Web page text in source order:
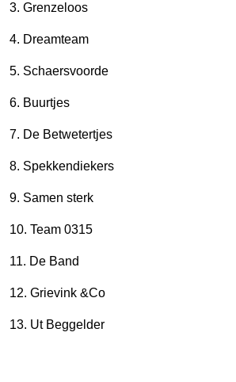
3. Grenzeloos
4. Dreamteam
5. Schaersvoorde
6. Buurtjes
7. De Betwetertjes
8. Spekkendiekers
9. Samen sterk
10. Team 0315
11. De Band
12. Grievink &Co
13. Ut Beggelder